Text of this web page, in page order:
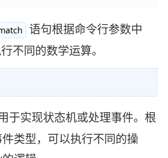
语句根据命令行参数中
不同的数学运算。
于实现状态机或处理事件。根
类型，可以执行不同的操